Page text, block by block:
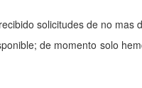
solicitudes de no mas
de momento solo